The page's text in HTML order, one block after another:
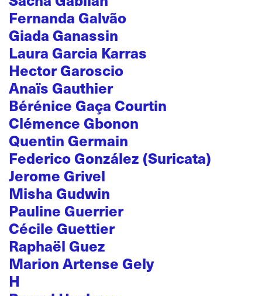
Fernanda Galvão
Giada Ganassin
Laura Garcia Karras
Hector Garoscio
Anaïs Gauthier
Bérénice Gaça Courtin
Clémence Gbonon
Quentin Germain
Federico González (Suricata)
Jerome Grivel
Misha Gudwin
Pauline Guerrier
Cécile Guettier
Raphaël Guez
Marion Artense Gely
H